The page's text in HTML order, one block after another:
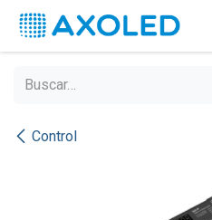
Ir al contenido
Control